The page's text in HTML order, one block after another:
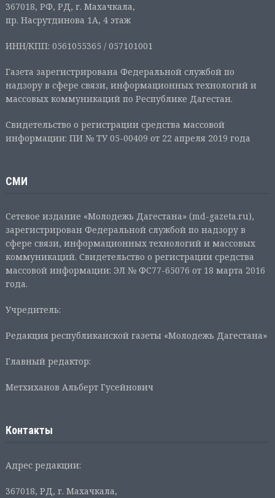
367018, РФ, РД, г. Махачкала,
пр. Насрутдинова 1А, 4 этаж
ИНН/КПП: 0561055365 / 057101001
Газета зарегистрирована Федеральной службой по
надзору в сфере связи, информационных технологий и
массовых коммуникаций по Республике Дагестан.
Свидетельство о регистрации средства массовой
информации: ПИ № ТУ 05-00409 от 22 апреля 2019 года
СМИ
Сетевое издание «Молодежь Дагестана» (md-gazeta.ru),
зарегистрирован Федеральной службой по надзору в
сфере связи, информационных технологий и массовых
коммуникаций. Свидетельство о регистрации средства
массовой информации: ЭЛ № ФС77-65076 от 18 марта 2016
года.
Учредитель:
Редакция республиканской газеты «Молодежь Дагестана»
Главный редактор:
Метхиханов Альберт Гусейнович
Контакты
Адрес редакции:
367018, РД, г. Махачкала,